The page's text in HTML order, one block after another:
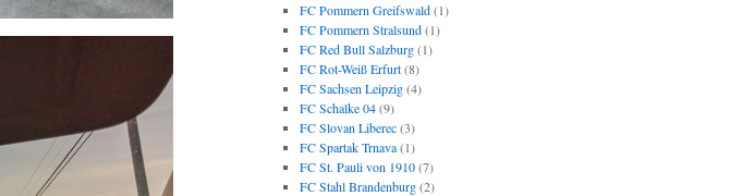
FC Pommern Greifswald(1)
FC Pommern Stralsund(1)
FC Red Bull Salzburg(1)
FC Rot-Weiß Erfurt(8)
FC Sachsen Leipzig(4)
FC Schalke 04(9)
FC Slovan Liberec(3)
FC Spartak Trnava(1)
FC St. Pauli von 1910(7)
FC Stahl Brandenburg(2)